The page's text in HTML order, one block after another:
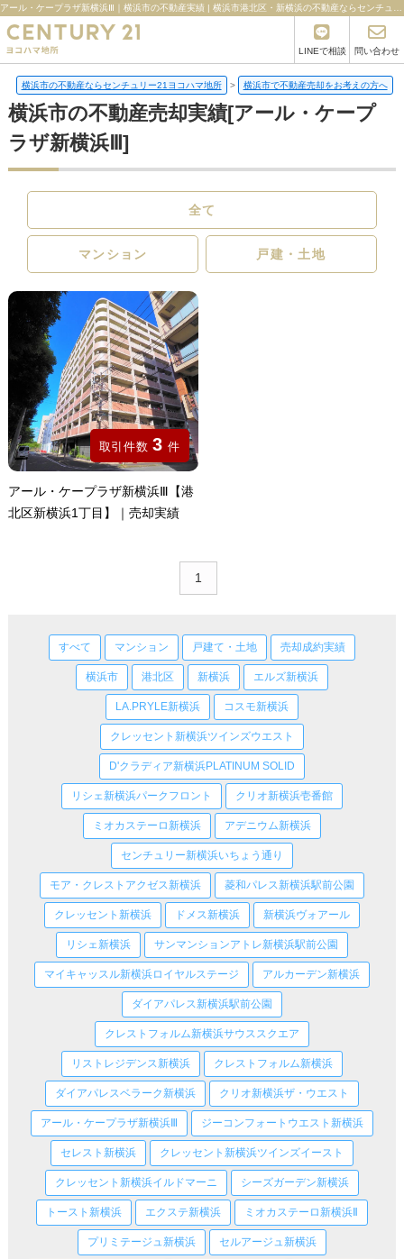
LINEで相談 問い合わせ
横浜市の不動産ならセンチュリー21ヨコハマ地所 > 横浜市で不動産売却をお考えの方へ
横浜市の不動産売却実績[アール・ケープ
ラザ新横浜Ⅲ]
全て
マンション 戸建・土地
取引件数 3 件
アール・ケープラザ新横浜Ⅲ【港
北区新横浜1丁目】｜売却実績
1
すべて マンション 戸建て・土地 売却成約実績
横浜市 港北区 新横浜 エルズ新横浜
LA.PRYLE新横浜 コスモ新横浜
クレッセント新横浜ツインズウエスト
D'クラディア新横浜PLATINUM SOLID
リシェ新横浜パークフロント クリオ新横浜壱番館
ミオカステーロ新横浜 アデニウム新横浜
センチュリー新横浜いちょう通り
モア・クレストアクゼス新横浜 菱和パレス新横浜駅前公園
クレッセント新横浜 ドメス新横浜 新横浜ヴォアール
リシェ新横浜 サンマンションアトレ新横浜駅前公園
マイキャッスル新横浜ロイヤルステージ アルカーデン新横浜
ダイアパレス新横浜駅前公園
クレストフォルム新横浜サウススクエア
リストレジデンス新横浜 クレストフォルム新横浜
ダイアパレスベラーク新横浜 クリオ新横浜ザ・ウエスト
アール・ケープラザ新横浜Ⅲ ジーコンフォートウエスト新横浜
セレスト新横浜 クレッセント新横浜ツインズイースト
クレッセント新横浜イルドマーニ シーズガーデン新横浜
トースト新横浜 エクステ新横浜 ミオカステーロ新横浜Ⅱ
プリミテージュ新横浜 セルアージュ新横浜